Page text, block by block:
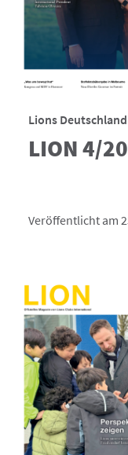
Lions Deutschland
LION 4/
Veröffentlicht am